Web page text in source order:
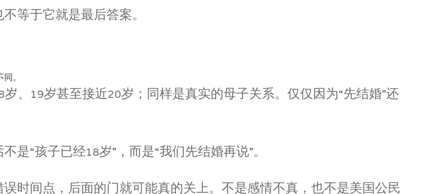
等于它就是最后答案。
。
、19岁甚至接近20岁；同样是真实的母子关系。仅仅因为“先结婚”还
“孩子已经18岁”，而是“我们先结婚再说”。